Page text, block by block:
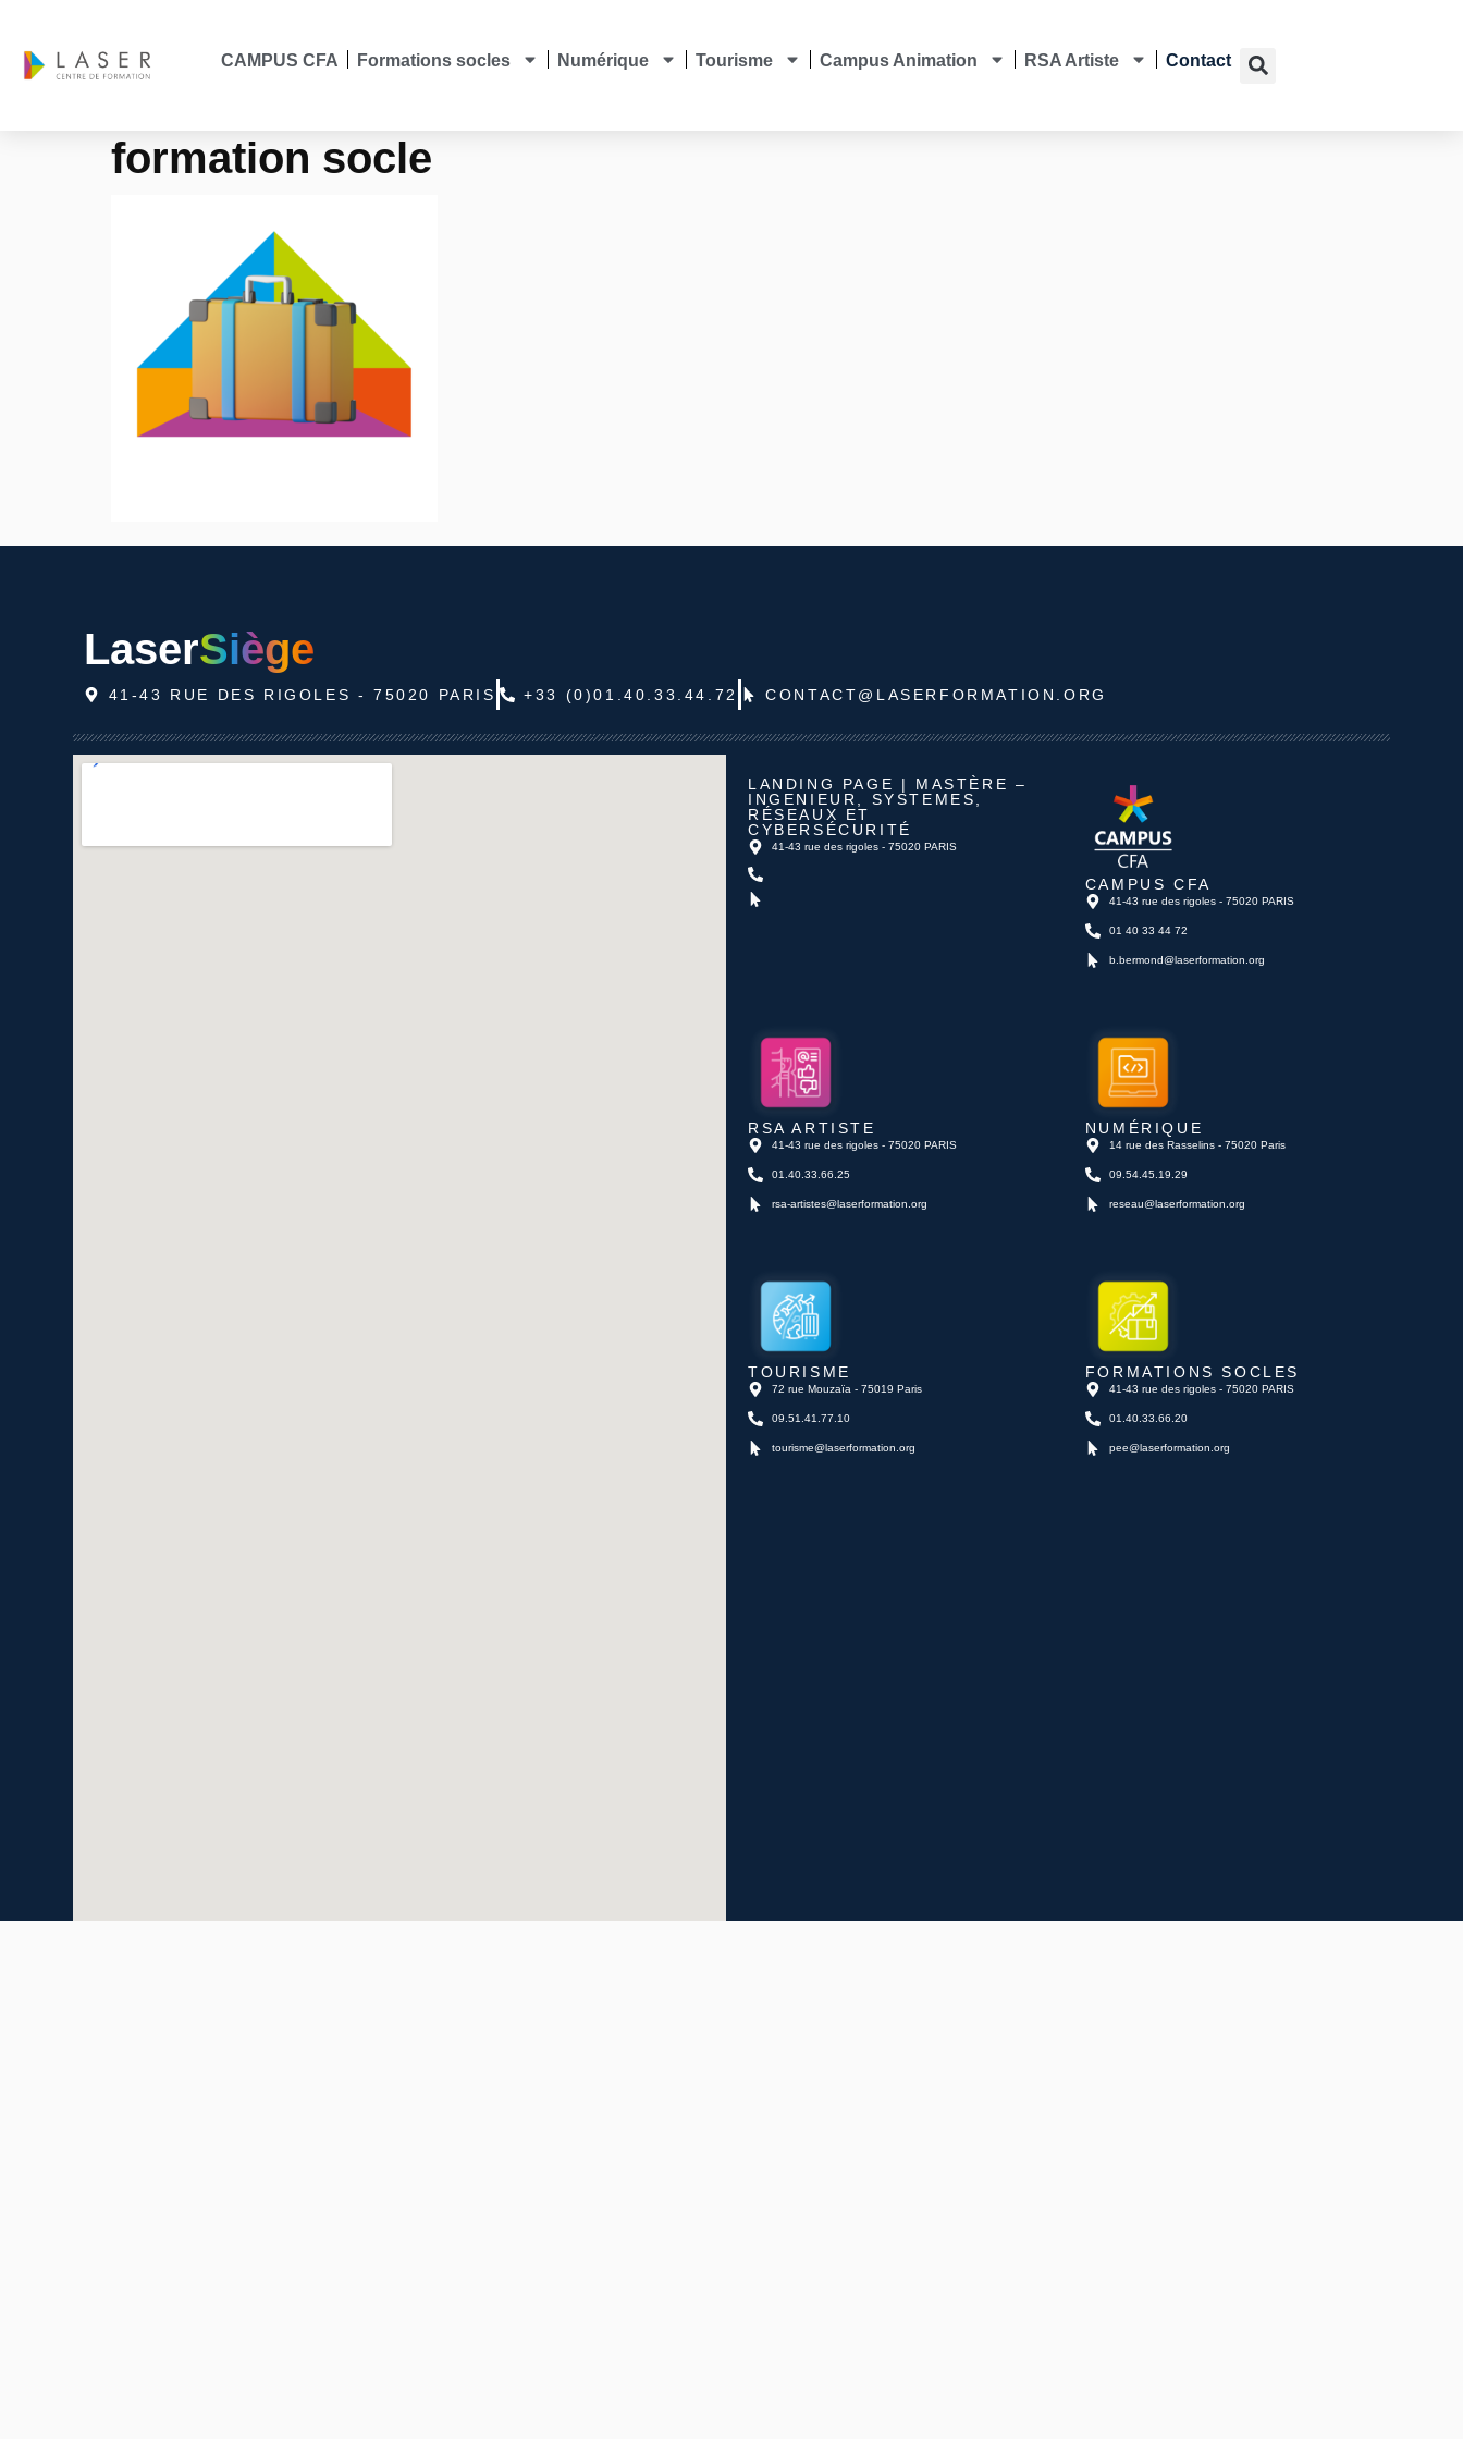
CAMPUS CFA Formations socles Numérique Tourisme Campus Animation RSA Artiste Contact
formation socle
LaserSiège
41-43 RUE DES RIGOLES - 75020 PARIS +33 (0)01.40.33.44.72 CONTACT@LASERFORMATION.ORG
LANDING PAGE | MASTÈRE –
INGENIEUR, SYSTEMES,
RÉSEAUX ET
CYBERSÉCURITÉ
41-43 rue des rigoles - 75020 PARIS
CAMPUS CFA
41-43 rue des rigoles - 75020 PARIS
01 40 33 44 72
b.bermond@laserformation.org
RSA ARTISTE
41-43 rue des rigoles - 75020 PARIS
01.40.33.66.25
rsa-artistes@laserformation.org
NUMÉRIQUE
14 rue des Rasselins - 75020 Paris
09.54.45.19.29
reseau@laserformation.org
TOURISME
72 rue Mouzaïa - 75019 Paris
09.51.41.77.10
tourisme@laserformation.org
FORMATIONS SOCLES
41-43 rue des rigoles - 75020 PARIS
01.40.33.66.20
pee@laserformation.org